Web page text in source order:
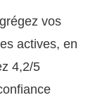
vos
actives, en
4,2/5